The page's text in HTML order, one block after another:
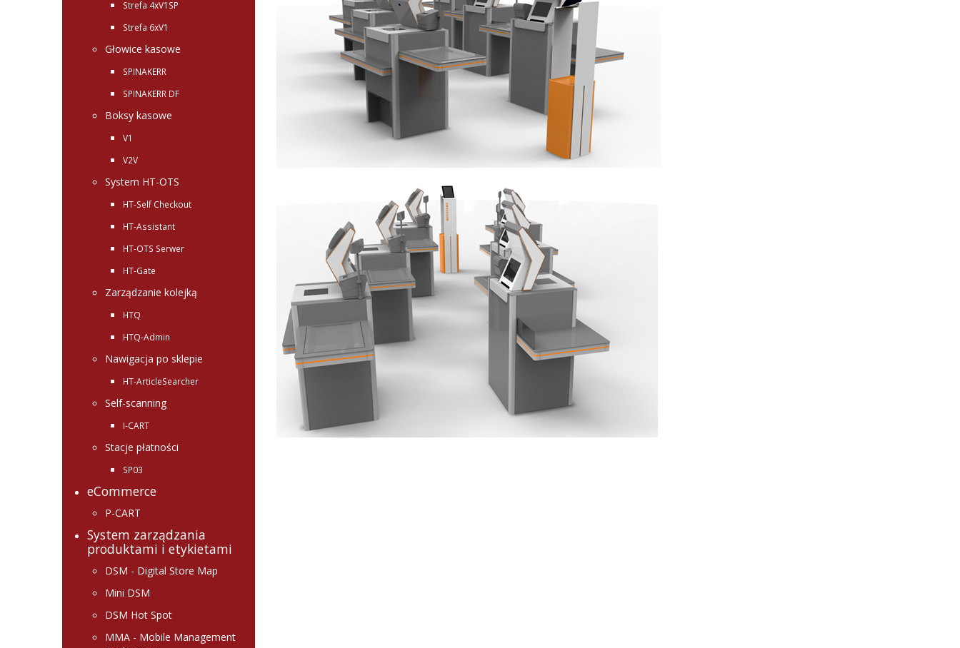
Strefa 4xV1SP
Strefa 6xV1
Głowice kasowe
SPINAKERR
SPINAKERR DF
Boksy kasowe
V1
V2V
System HT-OTS
HT-Self Checkout
HT-Assistant
HT-OTS Serwer
HT-Gate
Zarządzanie kolejką
HTQ
HTQ-Admin
Nawigacja po sklepie
HT-ArticleSearcher
Self-scanning
I-CART
Stacje płatności
SP03
eCommerce
P-CART
System zarządzania
produktami i etykietami
DSM - Digital Store Map
Mini DSM
DSM Hot Spot
MMA - Mobile Management